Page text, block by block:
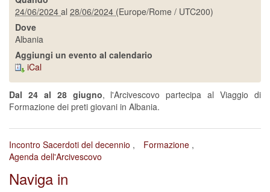
24/06/2024 al 28/06/2024 (Europe/Rome / UTC200)
Dove
Albania
Aggiungi un evento al calendario
iCal
Dal 24 al 28 giugno, l'Arcivescovo partecipa al Viaggio di
Formazione dei preti giovani in Albania.
Incontro Sacerdoti del decennio
Formazione
Agenda dell'Arcivescovo
Naviga in